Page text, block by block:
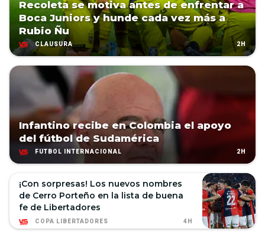
Recoleta se motiva antes de enfrentar a
Boca Juniors y hunde cada vez más a
Rubio Ñu
CLAUSURA 2H
Infantino recibe en Colombia el apoyo
del fútbol de Sudamérica
FÚTBOL INTERNACIONAL 2H
¡Con sorpresas! Los nuevos nombres
de Cerro Porteño en la lista de buena
fe de Libertadores
COPA LIBERTADORES 4H